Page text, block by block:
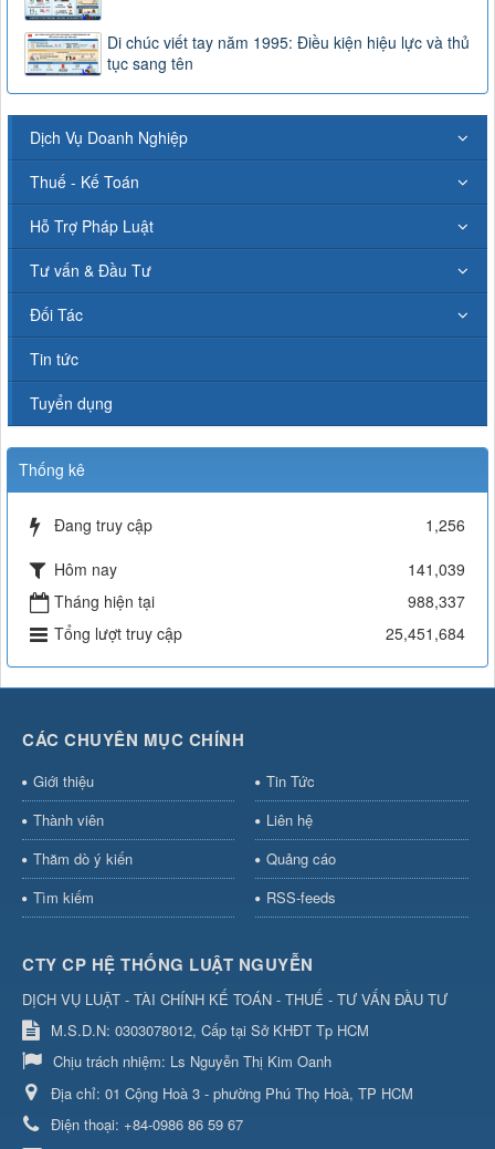
Di chúc viết tay năm 1995: Điều kiện hiệu lực và thủ
tục sang tên
Dịch Vụ Doanh Nghiệp
Thuế - Kế Toán
Hỗ Trợ Pháp Luật
Tư vấn & Đầu Tư
Đối Tác
Tin tức
Tuyển dụng
Thống kê
Đang truy cập
1,256
Hôm nay
141,039
Tháng hiện tại
988,337
Tổng lượt truy cập
25,451,684
CÁC CHUYÊN MỤC CHÍNH
Giới thiệu
Tin Tức
Thành viên
Liên hệ
Thăm dò ý kiến
Quảng cáo
Tìm kiếm
RSS-feeds
CTY CP HỆ THỐNG LUẬT NGUYỄN
DỊCH VỤ LUẬT - TÀI CHÍNH KẾ TOÁN - THUẾ - TƯ VẤN ĐẦU TƯ
M.S.D.N: 0303078012, Cấp tại Sở KHĐT Tp HCM
Chịu trách nhiệm: Ls Nguyễn Thị Kim Oanh
Địa chỉ: 01 Cộng Hoà 3 - phường Phú Thọ Hoà, TP HCM
Điện thoại: +84-0986 86 59 67